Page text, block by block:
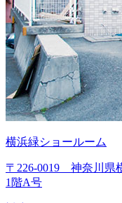
横浜緑ショールーム
〒226-0019 神奈川県
1階A号